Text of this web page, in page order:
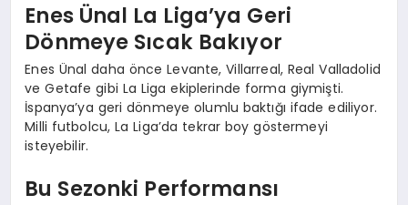
Enes Ünal La Liga’ya Geri
Dönmeye Sıcak Bakıyor
Enes Ünal daha önce Levante, Villarreal, Real Valladolid
ve Getafe gibi La Liga ekiplerinde forma giymişti.
İspanya’ya geri dönmeye olumlu baktığı ifade ediliyor.
Milli futbolcu, La Liga’da tekrar boy göstermeyi
isteyebilir.
Bu Sezonki Performansı